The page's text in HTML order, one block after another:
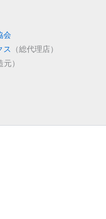
会
ス （総代理店）
元）